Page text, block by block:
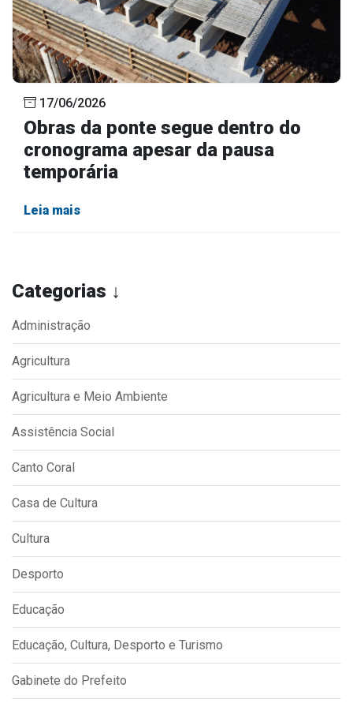
Categorias ↓
Administração
Agricultura
Agricultura e Meio Ambiente
Assistência Social
Canto Coral
Casa de Cultura
Cultura
Desporto
Educação
Educação, Cultura, Desporto e Turismo
Gabinete do Prefeito
17/06/2026
Obras da ponte segue dentro do
cronograma apesar da pausa
temporária
Leia mais